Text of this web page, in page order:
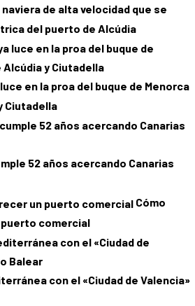
de alta velocidad que se
del puerto de Alcúdia
luce en la proa del buque de Menorca
Ciutadella
52 años acercando Canarias
Cómo
comercial
con el «Ciudad de Valencia»